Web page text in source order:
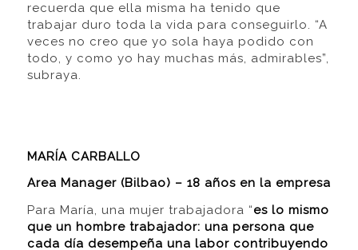
recuerda que ella misma ha tenido que
trabajar duro toda la vida para conseguirlo. “A
veces no creo que yo sola haya podido con
todo, y como yo hay muchas más, admirables”,
subraya.
MARÍA CARBALLO
Area Manager (Bilbao) – 18 años en la empresa
Para María, una mujer trabajadora “es lo mismo
que un hombre trabajador: una persona que
cada día desempeña una labor contribuyendo